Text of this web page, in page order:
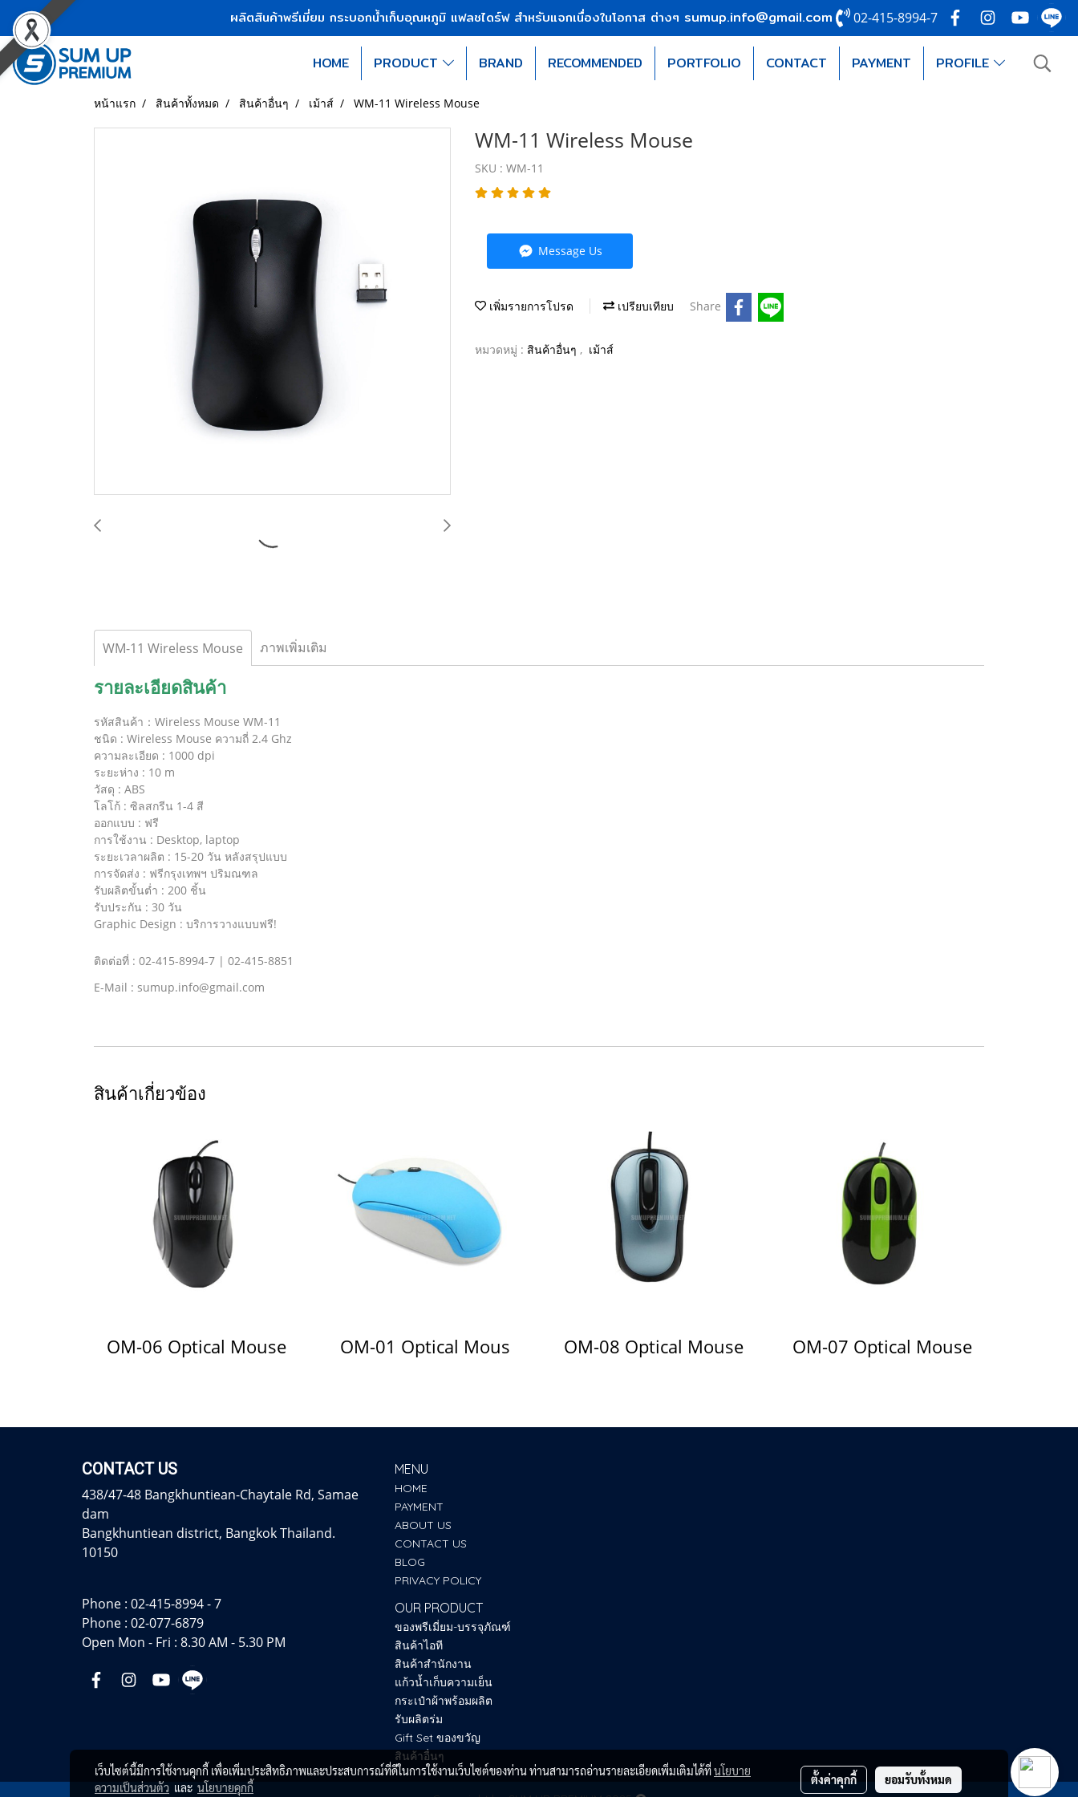
ผลิตสินค้าพรีเมี่ยม กระบอกน้ำเก็บอุณหภูมิ แฟลชไดร์ฟ สำหรับแจกเนื่องในโอกาส ต่างๆ sumup.info@gmail.com 02-415-8994-7
HOME PRODUCT BRAND RECOMMENDED PORTFOLIO CONTACT PAYMENT PROFILE
หน้าแรก สินค้าทั้งหมด สินค้าอื่นๆ เม้าส์ WM-11 Wireless Mouse
WM-11 Wireless Mouse
SKU : WM-11
Message Us
เพิ่มรายการโปรด เปรียบเทียบ Share
หมวดหมู่ : สินค้าอื่นๆ , เม้าส์
WM-11 Wireless Mouse ภาพเพิ่มเติม
รายละเอียดสินค้า
รหัสสินค้า：Wireless Mouse WM-11
ชนิด : Wireless Mouse ความถี่ 2.4 Ghz
ความละเอียด : 1000 dpi
ระยะห่าง : 10 m
วัสดุ : ABS
โลโก้ : ซิลสกรีน 1-4 สี
ออกแบบ : ฟรี
การใช้งาน : Desktop, laptop
ระยะเวลาผลิต : 15-20 วัน หลังสรุปแบบ
การจัดส่ง : ฟรีกรุงเทพฯ ปริมณฑล
รับผลิตขั้นต่ำ : 200 ชิ้น
รับประกัน : 30 วัน
Graphic Design : บริการวางแบบฟรี!
ติดต่อที่ : 02-415-8994-7 | 02-415-8851
E-Mail : sumup.info@gmail.com
สินค้าเกี่ยวข้อง
OM-06 Optical Mouse OM-01 Optical Mous OM-08 Optical Mouse OM-07 Optical Mouse
CONTACT US
438/47-48 Bangkhuntiean-Chaytale Rd, Samae
dam
Bangkhuntiean district, Bangkok Thailand.
10150
Phone : 02-415-8994 - 7
Phone : 02-077-6879
Open Mon - Fri : 8.30 AM - 5.30 PM
MENU
HOME
PAYMENT
ABOUT US
CONTACT US
BLOG
PRIVACY POLICY
OUR PRODUCT
ของพรีเมี่ยม-บรรจุภัณฑ์
สินค้าไอที
สินค้าสำนักงาน
แก้วน้ำเก็บความเย็น
กระเป๋าผ้าพร้อมผลิต
รับผลิตร่ม
Gift Set ของขวัญ
สินค้าอื่นๆ
เว็บไซต์นี้มีการใช้งานคุกกี้ เพื่อเพิ่มประสิทธิภาพและประสบการณ์ที่ดีในการใช้งานเว็บไซต์ของท่าน ท่านสามารถอ่านรายละเอียดเพิ่มเติมได้ที่นโยบาย
ความเป็นส่วนตัว และ นโยบายคุกกี้
ตั้งค่าคุกกี้ ยอมรับทั้งหมด